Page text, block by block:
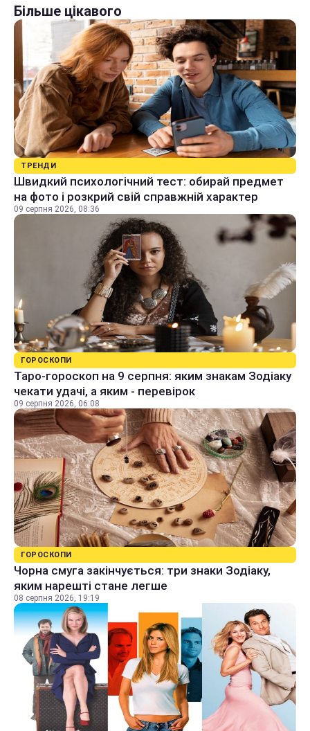
Більше цікавого
ТРЕНДИ
Швидкий психологічний тест: обирай предмет
на фото і розкрий свій справжній характер
09 серпня 2026, 08:36
ГОРОСКОПИ
Таро-гороскоп на 9 серпня: яким знакам Зодіаку
чекати удачі, а яким - перевірок
09 серпня 2026, 06:08
ГОРОСКОПИ
Чорна смуга закінчується: три знаки Зодіаку,
яким нарешті стане легше
08 серпня 2026, 19:19